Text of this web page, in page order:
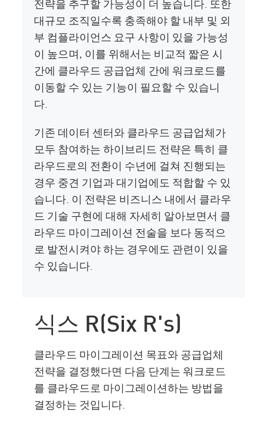
전략을 추구할 가능성이 더 높습니다. 또한
대규모 조직일수록 충족해야 할 내부 및 외
부 컴플라이언스 요구 사항이 있을 가능성
이 높으며, 이를 위해서는 비교적 짧은 시
간에 클라우드 공급업체 간에 워크로드를
이동할 수 있는 기능이 필요할 수 있습니
다.
기존 데이터 센터와 클라우드 공급업체가
모두 참여하는 하이브리드 전략은 특히 클
라우드로의 전환이 수년에 걸쳐 진행되는
경우 중견 기업과 대기업에도 적합할 수 있
습니다. 이 전략은 비즈니스 내에서 클라우
드 기술 구현에 대해 자세히 알아보면서 클
라우드 마이그레이션 전술을 보다 동적으
로 발전시켜야 하는 경우에도 관련이 있을
수 있습니다.
식스 R(Six R's)
클라우드 마이그레이션 목표와 공급업체
전략을 결정했다면 다음 단계는 워크로드
를 클라우드로 마이그레이션하는 방법을
결정하는 것입니다.